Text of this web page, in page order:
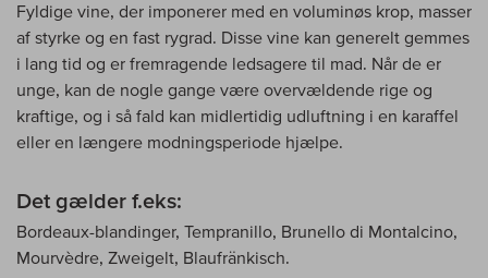
Fyldige vine, der imponerer med en voluminøs krop, masser
af styrke og en fast rygrad. Disse vine kan generelt gemmes
i lang tid og er fremragende ledsagere til mad. Når de er
unge, kan de nogle gange være overvældende rige og
kraftige, og i så fald kan midlertidig udluftning i en karaffel
eller en længere modningsperiode hjælpe.
Det gælder f.eks:
Bordeaux-blandinger, Tempranillo, Brunello di Montalcino,
Mourvèdre, Zweigelt, Blaufränkisch.